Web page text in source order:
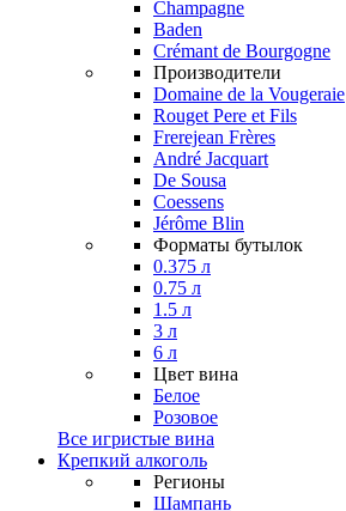
Champagne
Baden
Crémant de Bourgogne
Производители
Domaine de la Vougeraie
Rouget Pere et Fils
Frerejean Frères
André Jacquart
De Sousa
Coessens
Jérôme Blin
Форматы бутылок
0.375 л
0.75 л
1.5 л
3 л
6 л
Цвет вина
Белое
Розовое
Все игристые вина
Крепкий алкоголь
Регионы
Шампань